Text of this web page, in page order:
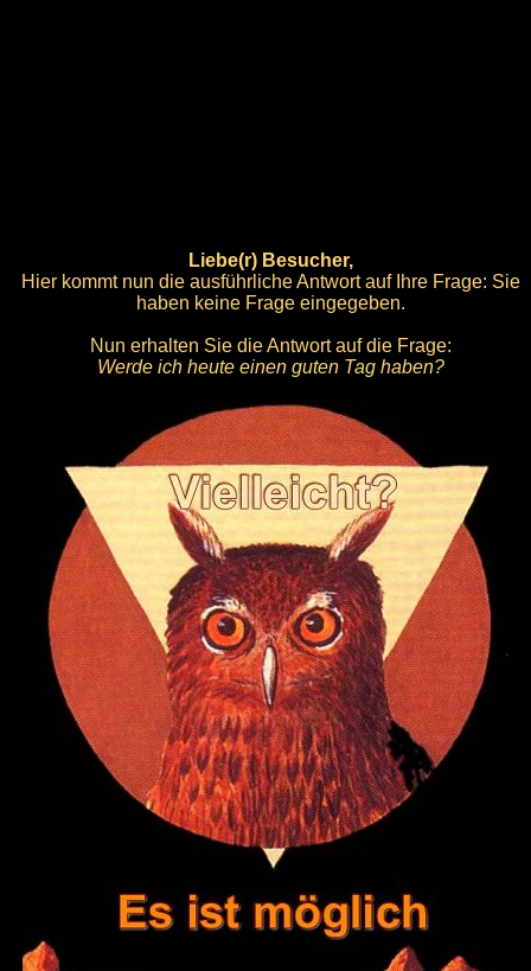
Liebe(r) Besucher,
Hier kommt nun die ausführliche Antwort auf Ihre Frage: Sie
haben keine Frage eingegeben.
Nun erhalten Sie die Antwort auf die Frage:
Werde ich heute einen guten Tag haben?